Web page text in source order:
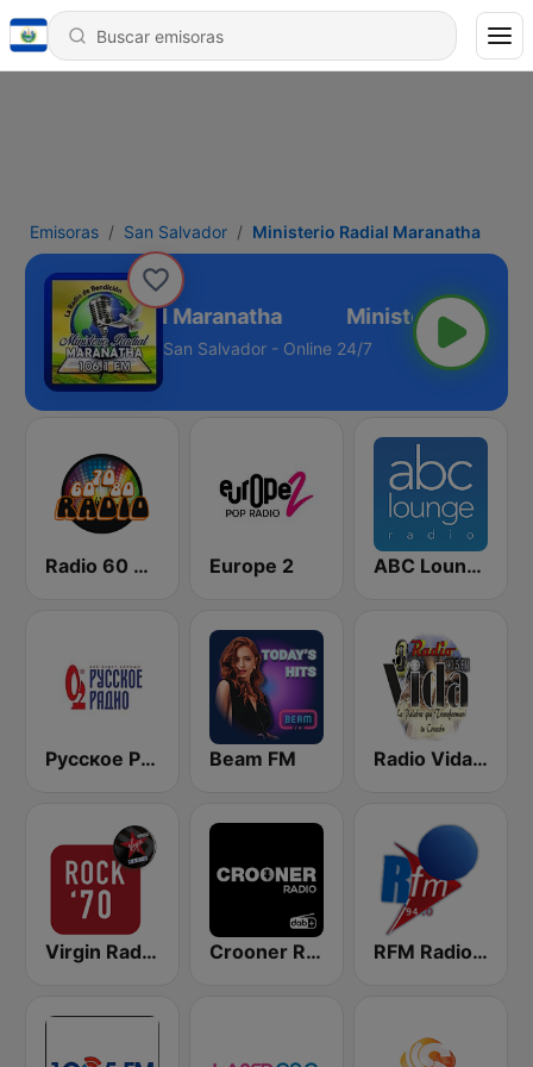
Emisoras San Salvador Ministerio Radial Maranatha
Radial Maranatha
San Salvador - Online 24/7
Radio 60 70 80 Europe 2 ABC Lounge Jazz
Русское Радио Beam FM Radio Vida 90.5 FM El Salvador
Virgin Radio Rock 70 Crooner Radio RFM Radio Futurs Medias 94.0 FM